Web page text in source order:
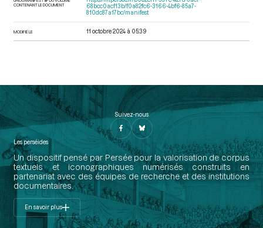
CONTENANT LE DOCUMENT
68bcc0acf13b/f0a82fc6-3166-4bf6-85a7-
810dc87a17bc/manifest
MODIFIÉ LE 11 octobre 2024 à 05:39
Suivez-nous
Les perséides
Un dispositif pensé par Persée pour la valorisation de corpus
textuels et iconographiques numérisés construits en
partenariat avec des équipes de recherche et des institutions
documentaires.
En savoir plus